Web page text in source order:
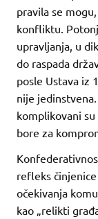
pravila se
konfliktu.
upravljanja, u
do raspada
posle Ustava iz
nije
komplikovani
bore za
refleks činjenice
očekivanja
kao „relikti